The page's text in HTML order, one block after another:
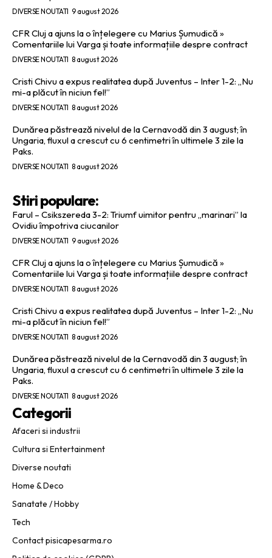
DIVERSE NOUTATI 9 august 2026
CFR Cluj a ajuns la o înțelegere cu Marius Șumudică »
Comentariile lui Varga și toate informațiile despre contract
DIVERSE NOUTATI 8 august 2026
Cristi Chivu a expus realitatea după Juventus – Inter 1-2: „Nu
mi-a plăcut în niciun fel!”
DIVERSE NOUTATI 8 august 2026
Dunărea păstrează nivelul de la Cernavodă din 3 august; în
Ungaria, fluxul a crescut cu 6 centimetri în ultimele 3 zile la
Paks.
DIVERSE NOUTATI 8 august 2026
Stiri populare:
Farul – Csikszereda 3-2: Triumf uimitor pentru „marinari” la
Ovidiu împotriva ciucanilor
DIVERSE NOUTATI 9 august 2026
CFR Cluj a ajuns la o înțelegere cu Marius Șumudică »
Comentariile lui Varga și toate informațiile despre contract
DIVERSE NOUTATI 8 august 2026
Cristi Chivu a expus realitatea după Juventus – Inter 1-2: „Nu
mi-a plăcut în niciun fel!”
DIVERSE NOUTATI 8 august 2026
Dunărea păstrează nivelul de la Cernavodă din 3 august; în
Ungaria, fluxul a crescut cu 6 centimetri în ultimele 3 zile la
Paks.
DIVERSE NOUTATI 8 august 2026
Categorii
Afaceri si industrii
Cultura si Entertainment
Diverse noutati
Home & Deco
Sanatate / Hobby
Tech
Contact pisicapesarma.ro